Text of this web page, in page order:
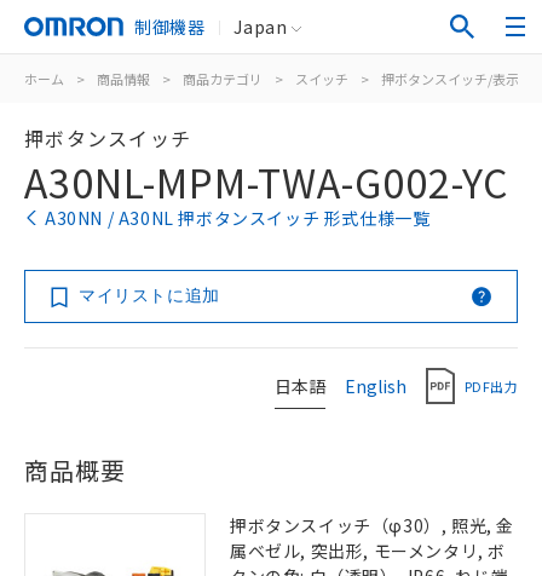
制御機器 Japan
ホーム > 商品情報 > 商品カテゴリ > スイッチ > 押ボタンスイッチ/表示灯
押ボタンスイッチ
A30NL-MPM-TWA-G002-YC
A30NN / A30NL 押ボタンスイッチ 形式仕様一覧
マイリストに追加
日本語 English PDF出力
商品概要
押ボタンスイッチ（φ30）, 照光, 金
属ベゼル, 突出形, モーメンタリ, ボ